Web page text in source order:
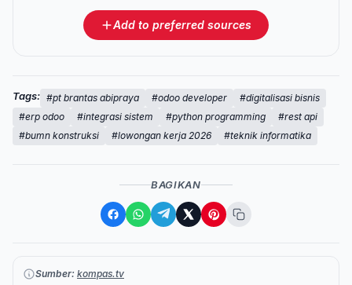
Add to preferred sources
Tags: #pt brantas abipraya #odoo developer
#digitalisasi bisnis
#erp odoo
#integrasi sistem #python programming
#rest api
#bumn konstruksi
#lowongan kerja 2026 #teknik informatika
BAGIKAN
Sumber: kompas.tv